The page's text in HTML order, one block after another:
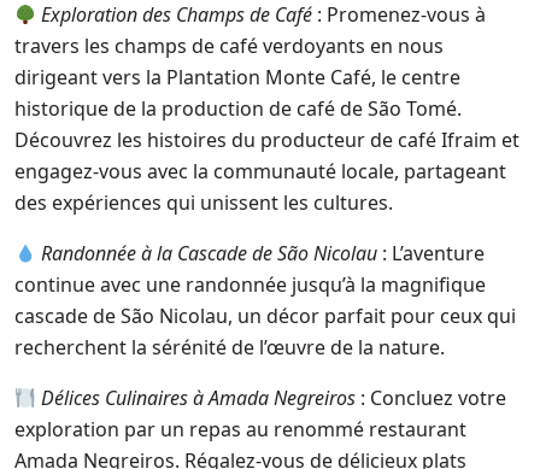
Exploration des Champs de Café : Promenez-vous à
travers les champs de café verdoyants en nous
dirigeant vers la Plantation Monte Café, le centre
historique de la production de café de São Tomé.
Découvrez les histoires du producteur de café Ifraim et
engagez-vous avec la communauté locale, partageant
des expériences qui unissent les cultures.
Randonnée à la Cascade de São Nicolau : L’aventure
continue avec une randonnée jusqu’à la magnifique
cascade de São Nicolau, un décor parfait pour ceux qui
recherchent la sérénité de l’œuvre de la nature.
Délices Culinaires à Amada Negreiros : Concluez votre
exploration par un repas au renommé restaurant
Amada Negreiros. Régalez-vous de délicieux plats